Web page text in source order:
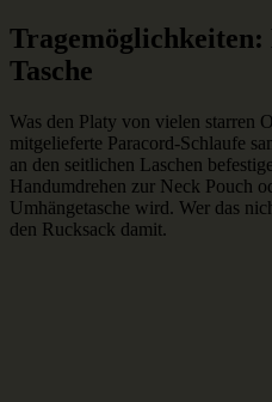
Tasche
Was den Platy von vielen starren
mitgelieferte Paracord-Schlaufe
an den seitlichen Laschen
Handumdrehen zur Neck Pouch
Umhängetasche wird. Wer das
den Rucksack damit.